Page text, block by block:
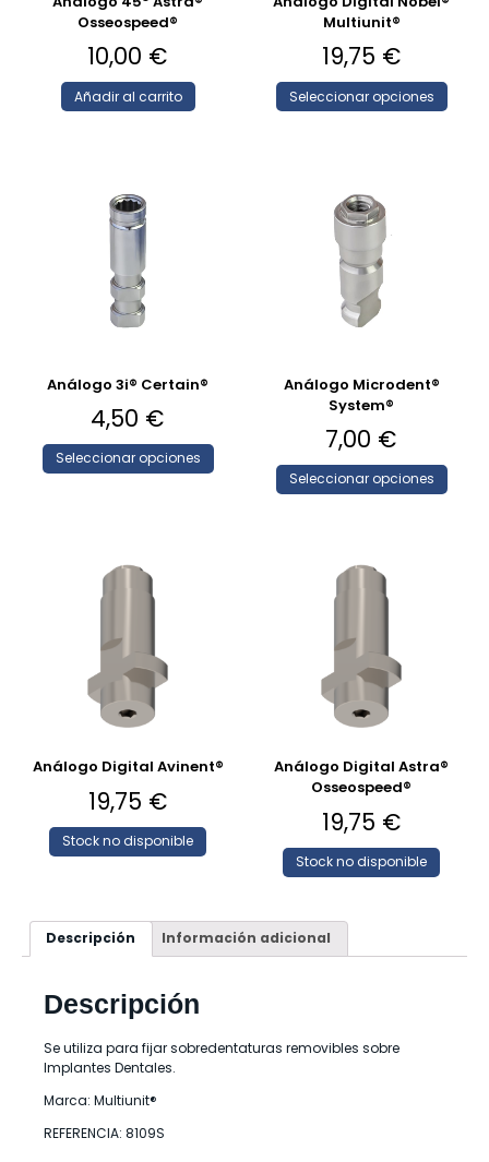
Osseospeed®
10,00 €
Añadir al carrito
Multiunit®
19,75 €
Seleccionar opciones
Análogo 3i® Certain®
4,50 €
Seleccionar opciones
Análogo Microdent®
System®
7,00 €
Seleccionar opciones
Análogo Digital Avinent®
19,75 €
Stock no disponible
Análogo Digital Astra®
Osseospeed®
19,75 €
Stock no disponible
Descripción Información adicional
Descripción
Se utiliza para fijar sobredentaturas removibles sobre
Implantes Dentales.
Marca: Multiunit®
REFERENCIA: 8109S